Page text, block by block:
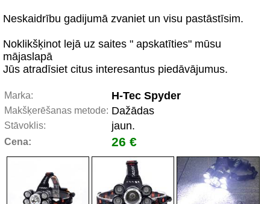
Neskaidrību gadijumā zvaniet un visu pastāstīsim.
Noklikšķinot lejā uz saites " apskatīties" mūsu
mājaslapā
Jūs atradīsiet citus interesantus piedāvājumus.
Marka: H-Tec Spyder
Makšķerēšanas metode: Dažādas
Stāvoklis: jaun.
Cena: 26 €